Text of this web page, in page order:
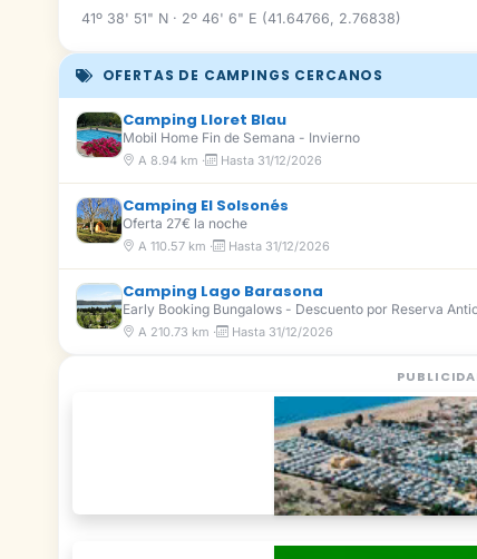
41º 38' 51" N · 2º 46' 6" E (41.64766, 2.76838)
OFERTAS DE CAMPINGS CERCANOS
Camping Lloret Blau
Mobil Home Fin de Semana - Invierno
A 8.94 km · Hasta 31/12/2026
Camping El Solsonés
Oferta 27€ la noche
A 110.57 km · Hasta 31/12/2026
Camping Lago Barasona
Early Booking Bungalows - Descuento por Reserva
A 210.73 km · Hasta 31/12/2026